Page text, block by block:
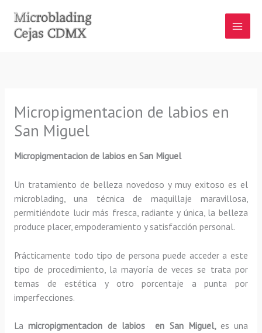
contenido
Micropigmentacion de labios en
San Miguel
Micropigmentacion de labios en San Miguel
Un tratamiento de belleza novedoso y muy exitoso es el
microblading, una técnica de maquillaje maravillosa,
permitiéndote lucir más fresca, radiante y única, la belleza
produce placer, empoderamiento y satisfacción personal.
Prácticamente todo tipo de persona puede acceder a este
tipo de procedimiento, la mayoría de veces se trata por
temas de estética y otro porcentaje a punta por
imperfecciones.
Lamicropigmentacion de labios en San Miguel, es una